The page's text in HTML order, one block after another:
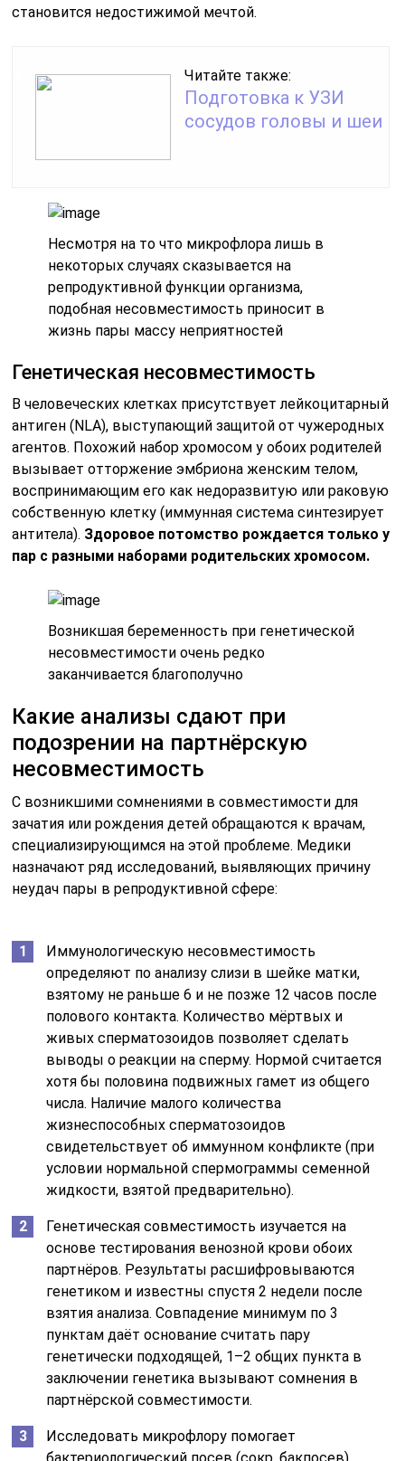
становится недостижимой мечтой.
Читайте также:
Подготовка к УЗИ
сосудов головы и шеи
Несмотря на то что микрофлора лишь в
некоторых случаях сказывается на
репродуктивной функции организма,
подобная несовместимость приносит в
жизнь пары массу неприятностей
Генетическая несовместимость
В человеческих клетках присутствует лейкоцитарный
антиген (NLA), выступающий защитой от чужеродных
агентов. Похожий набор хромосом у обоих родителей
вызывает отторжение эмбриона женским телом,
воспринимающим его как недоразвитую или раковую
собственную клетку (иммунная система синтезирует
антитела). Здоровое потомство рождается только у
пар с разными наборами родительских хромосом.
Возникшая беременность при генетической
несовместимости очень редко
заканчивается благополучно
Какие анализы сдают при
подозрении на партнёрскую
несовместимость
С возникшими сомнениями в совместимости для
зачатия или рождения детей обращаются к врачам,
специализирующимся на этой проблеме. Медики
назначают ряд исследований, выявляющих причину
неудач пары в репродуктивной сфере:
Иммунологическую несовместимость
определяют по анализу слизи в шейке матки,
взятому не раньше 6 и не позже 12 часов после
полового контакта. Количество мёртвых и
живых сперматозоидов позволяет сделать
выводы о реакции на сперму. Нормой считается
хотя бы половина подвижных гамет из общего
числа. Наличие малого количества
жизнеспособных сперматозоидов
свидетельствует об иммунном конфликте (при
условии нормальной спермограммы семенной
жидкости, взятой предварительно).
Генетическая совместимость изучается на
основе тестирования венозной крови обоих
партнёров. Результаты расшифровываются
генетиком и известны спустя 2 недели после
взятия анализа. Совпадение минимум по 3
пунктам даёт основание считать пару
генетически подходящей, 1–2 общих пункта в
заключении генетика вызывают сомнения в
партнёрской совместимости.
Исследовать микрофлору помогает